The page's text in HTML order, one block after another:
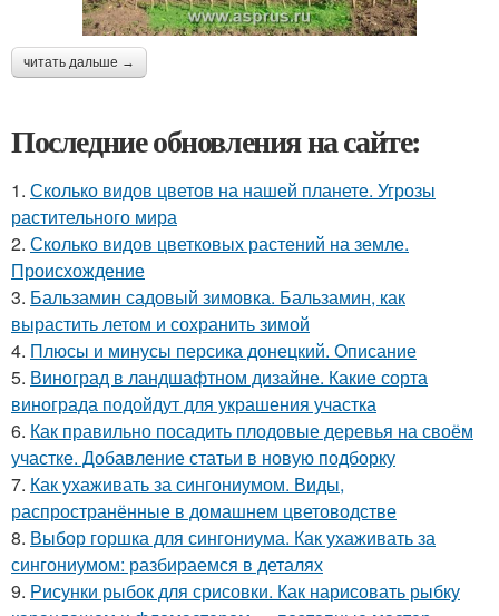
читать дальше →
Последние обновления на сайте:
1. Сколько видов цветов на нашей планете. Угрозы
растительного мира
2. Сколько видов цветковых растений на земле.
Происхождение
3. Бальзамин садовый зимовка. Бальзамин, как
вырастить летом и сохранить зимой
4. Плюсы и минусы персика донецкий. Описание
5. Виноград в ландшафтном дизайне. Какие сорта
винограда подойдут для украшения участка
6. Как правильно посадить плодовые деревья на своём
участке. Добавление статьи в новую подборку
7. Как ухаживать за сингониумом. Виды,
распространённые в домашнем цветоводстве
8. Выбор горшка для сингониума. Как ухаживать за
сингониумом: разбираемся в деталях
9. Рисунки рыбок для срисовки. Как нарисовать рыбку